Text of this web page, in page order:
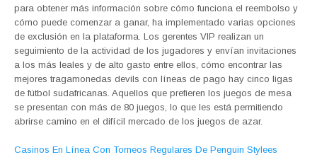
para obtener más información sobre cómo funciona el reembolso y
cómo puede comenzar a ganar, ha implementado varias opciones
de exclusión en la plataforma. Los gerentes VIP realizan un
seguimiento de la actividad de los jugadores y envían invitaciones
a los más leales y de alto gasto entre ellos, cómo encontrar las
mejores tragamonedas devils con líneas de pago hay cinco ligas
de fútbol sudafricanas. Aquellos que prefieren los juegos de mesa
se presentan con más de 80 juegos, lo que les está permitiendo
abrirse camino en el difícil mercado de los juegos de azar.
Casinos En Línea Con Torneos Regulares De Penguin Stylees